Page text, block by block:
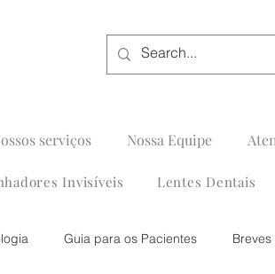
serviços Nossa Equipe
Invisíveis Lentes Dentais
Guia para os Pacientes